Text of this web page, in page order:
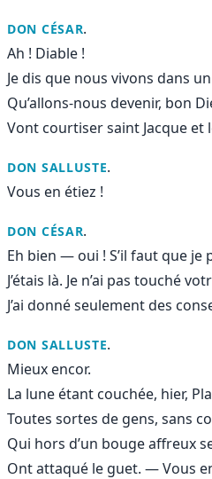
DON CÉSAR.
Ah ! Diable !
Je dis que nous vivons dans
Qu’allons-nous devenir, bon
Vont courtiser saint Jacque et
DON SALLUSTE.
Vous en étiez !
DON CÉSAR.
Eh bien — oui ! S’il faut que je
J’étais là. Je n’ai pas touché
J’ai donné seulement des
DON SALLUSTE.
Mieux encor.
La lune étant couchée, hier,
Toutes sortes de gens, sans
Qui hors d’un bouge affreux
Ont attaqué le guet. — Vous